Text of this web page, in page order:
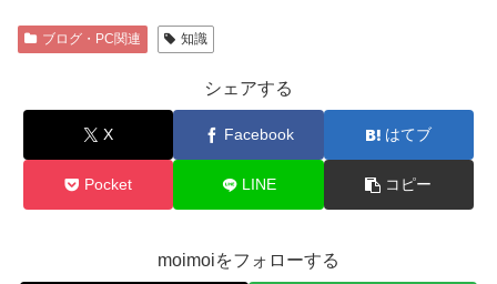
ブログ・PC関連 知識
シェアする
X Facebook はてブ
Pocket LINE コピー
moimoiをフォローする